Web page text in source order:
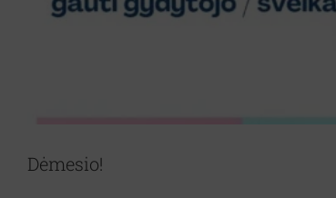
Dėmesio!